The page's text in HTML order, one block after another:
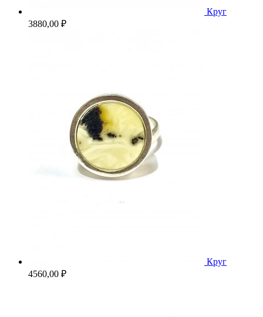
Круг
3880,00 ₽
Круг
4560,00 ₽